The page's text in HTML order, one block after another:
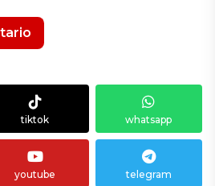
tiktok whatsapp
youtube telegram